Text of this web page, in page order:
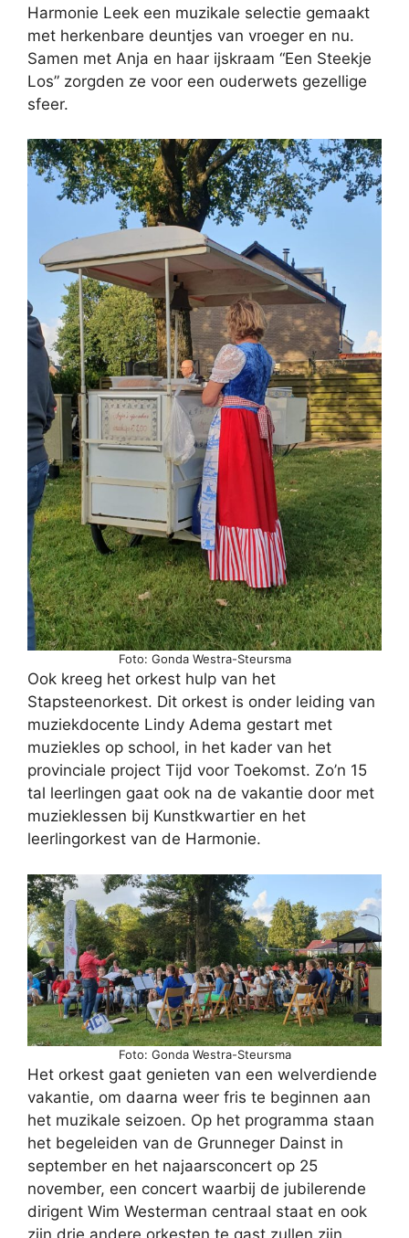
Harmonie Leek een muzikale selectie gemaakt
met herkenbare deuntjes van vroeger en nu.
Samen met Anja en haar ijskraam “Een Steekje
Los” zorgden ze voor een ouderwets gezellige
sfeer.
Foto: Gonda Westra-Steursma
Ook kreeg het orkest hulp van het
Stapsteenorkest. Dit orkest is onder leiding van
muziekdocente Lindy Adema gestart met
muziekles op school, in het kader van het
provinciale project Tijd voor Toekomst. Zo’n 15
tal leerlingen gaat ook na de vakantie door met
muzieklessen bij Kunstkwartier en het
leerlingorkest van de Harmonie.
Foto: Gonda Westra-Steursma
Het orkest gaat genieten van een welverdiende
vakantie, om daarna weer fris te beginnen aan
het muzikale seizoen. Op het programma staan
het begeleiden van de Grunneger Dainst in
september en het najaarsconcert op 25
november, een concert waarbij de jubilerende
dirigent Wim Westerman centraal staat en ook
zijn drie andere orkesten te gast zullen zijn.